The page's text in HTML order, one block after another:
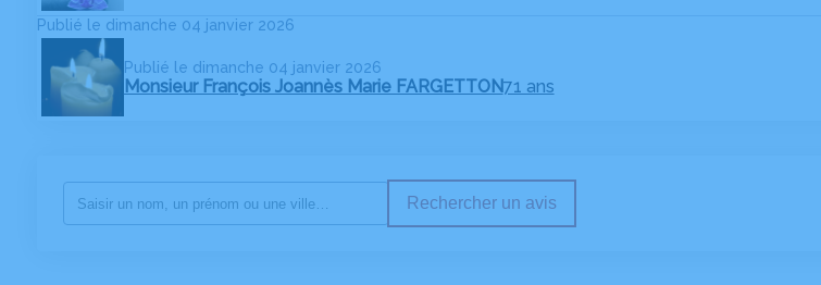
Publié le dimanche 04 janvier 2026
Publié le dimanche 04 janvier 2026
Monsieur François Joannès Marie FARGETTON71 ans
Rechercher un avis